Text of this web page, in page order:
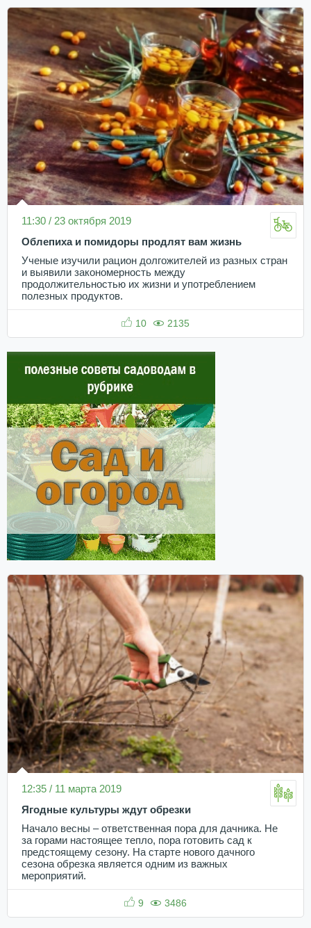
11:30 / 23 октября 2019
Облепиха и помидоры продлят вам жизнь
Ученые изучили рацион долгожителей из разных стран
и выявили закономерность между
продолжительностью их жизни и употреблением
полезных продуктов.
10 2135
12:35 / 11 марта 2019
Ягодные культуры ждут обрезки
Начало весны – ответственная пора для дачника. Не
за горами настоящее тепло, пора готовить сад к
предстоящему сезону. На старте нового дачного
сезона обрезка является одним из важных
мероприятий.
9 3486